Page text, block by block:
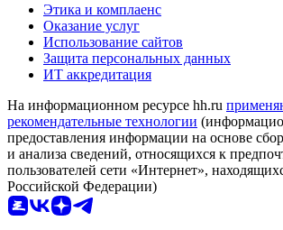
Этика и комплаенс
Оказание услуг
Использование сайтов
Защита персональных данных
ИТ аккредитация
На информационном ресурсе hh.ru
рекомендательные технологии
предоставления информации на основе
и анализа сведений, относящихся к
пользователей сети «Интернет»,
Российской Федерации)